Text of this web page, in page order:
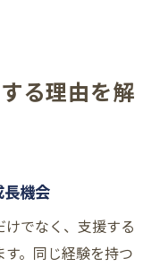
る理由を解
長機会
でなく、支援する
。同じ経験を持つ